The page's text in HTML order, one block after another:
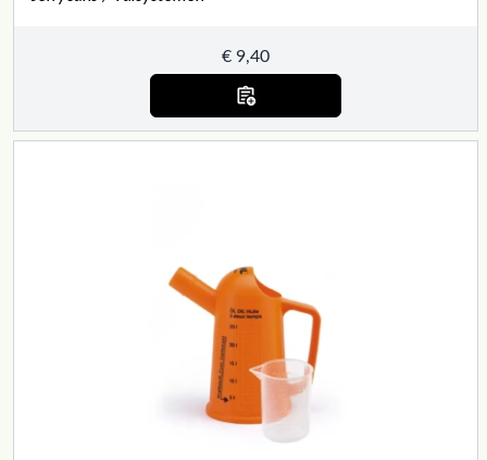
€ 9,40